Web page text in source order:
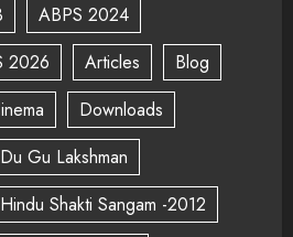
ABPS 2024
2026 Articles
Blog
Downloads
Du Gu Lakshman
Hindu Shakti Sangam -2012